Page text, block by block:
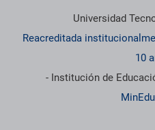
Universidad
Reacreditada
10
- Institución de